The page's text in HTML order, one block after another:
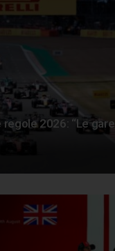
2026: “Le gare